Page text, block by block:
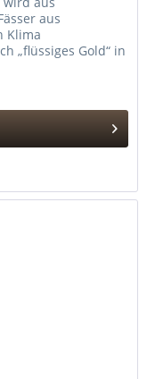
aus
Klima
„flüssiges Gold“ in